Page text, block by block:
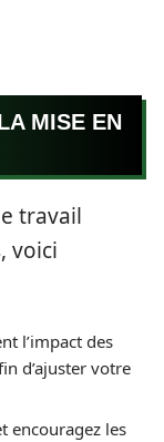
MISE EN
travail
voici
l’impact des
d’ajuster votre
encouragez les